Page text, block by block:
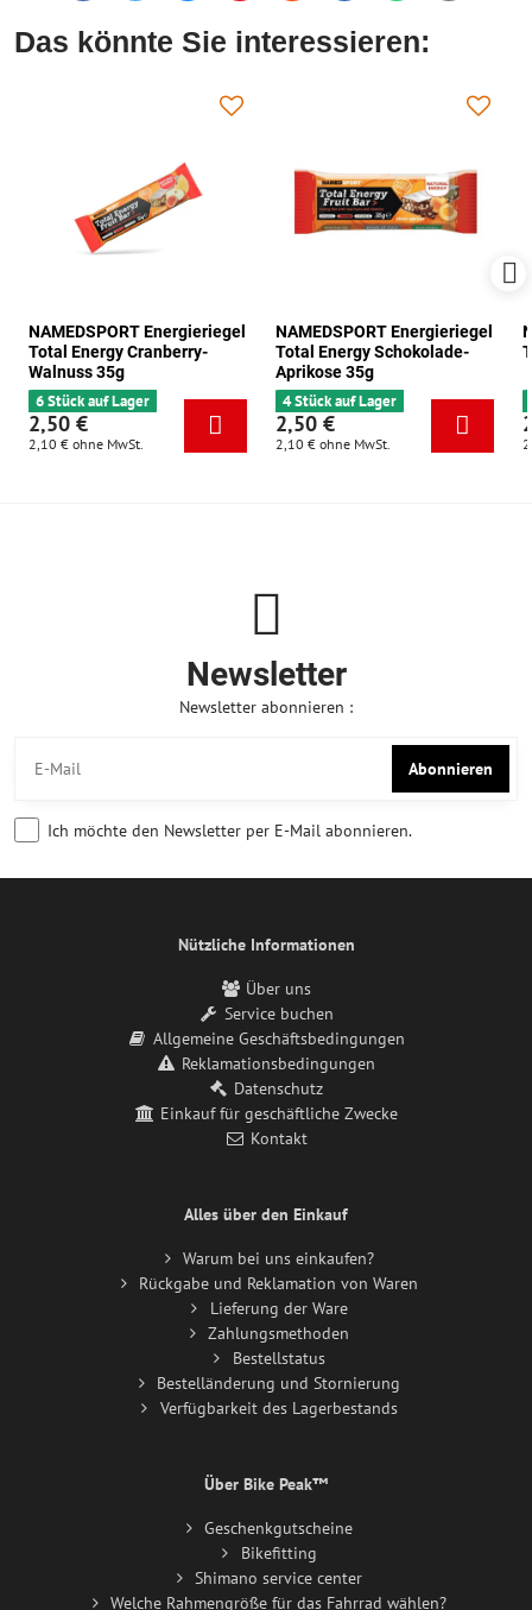
Das könnte Sie interessieren:
NAMEDSPORT Energieriegel
Total Energy Cranberry-
Walnuss 35g
6 Stück auf Lager
2,50 €
2,10 € ohne MwSt.
NAMEDSPORT Energieriegel
Total Energy Schokolade-
Aprikose 35g
4 Stück auf Lager
2,50 €
2,10 € ohne MwSt.
Newsletter
Newsletter abonnieren :
Abonnieren
Ich möchte den Newsletter per E-Mail abonnieren.
Nützliche Informationen
Über uns
Service buchen
Allgemeine Geschäftsbedingungen
Reklamationsbedingungen
Datenschutz
Einkauf für geschäftliche Zwecke
Kontakt
Alles über den Einkauf
Warum bei uns einkaufen?
Rückgabe und Reklamation von Waren
Lieferung der Ware
Zahlungsmethoden
Bestellstatus
Bestelländerung und Stornierung
Verfügbarkeit des Lagerbestands
Über Bike Peak™
Geschenkgutscheine
Bikefitting
Shimano service center
Welche Rahmengröße für das Fahrrad wählen?